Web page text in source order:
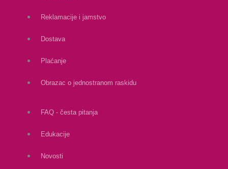
Reklamacije i jamstvo
Dostava
Plaćanje
Obrazac o jednostranom raskidu
FAQ - česta pitanja
Edukacije
Novosti